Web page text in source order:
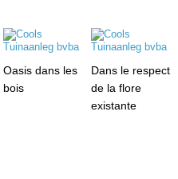
Oasis dans les
bois
Dans le respect
de la flore
existante